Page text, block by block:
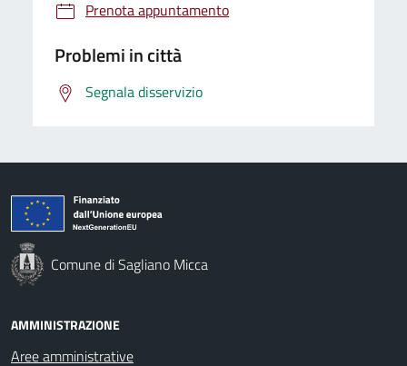
Prenota appuntamento
Problemi in città
Segnala disservizio
Comune di Sagliano Micca
AMMINISTRAZIONE
Aree amministrative